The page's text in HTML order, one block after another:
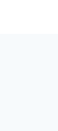
2014
confundir el